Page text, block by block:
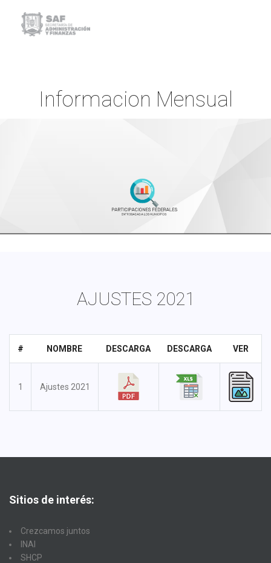
Informacion Mensual
AJUSTES 2021
# NOMBRE DESCARGA DESCARGA VER
1 Ajustes 2021
Sitios de interés:
Crezcamos juntos
INAI
SHCP